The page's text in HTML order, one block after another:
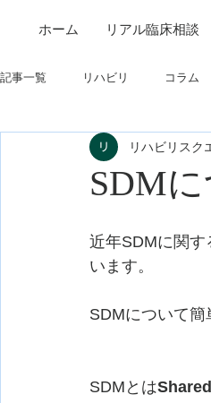
ホーム リアル臨床相談
記事一覧 リハビリ コラム
制度関連 学会・
SDM
リハビリスク
近年SDMに関
います。
SDMについて
SDMとは